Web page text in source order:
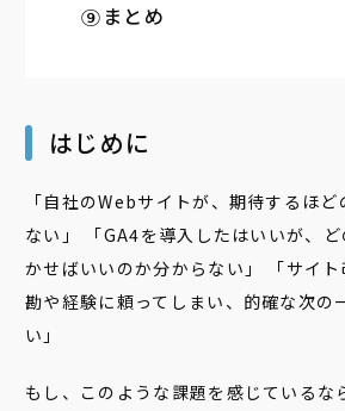
まとめ
はじめに
「自社のWebサイトが、期待するほ
ない」 「GA4を導入したはいいが、
かせばいいのか分からない」 「サイト
勘や経験に頼ってしまい、的確な次の
い」
もし、このような課題を感じているな